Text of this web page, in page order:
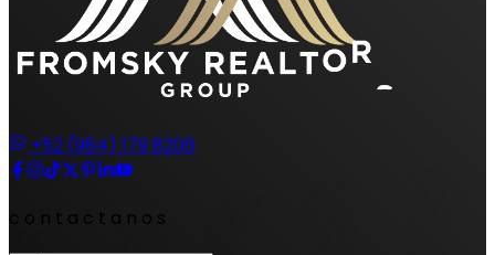
+52 (984) 179 8206
contactanos